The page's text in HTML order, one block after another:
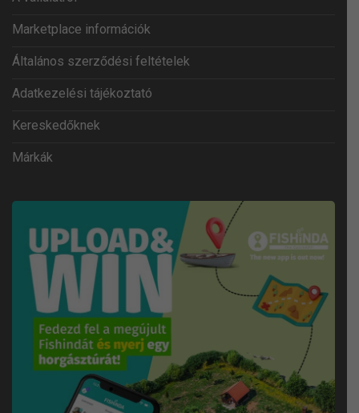
Marketplace információk
Általános szerződési feltételek
Adatkezelési tájékoztató
Kereskedőknek
Márkák